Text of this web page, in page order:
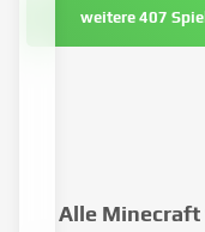
weitere 407
Alle Minecraft